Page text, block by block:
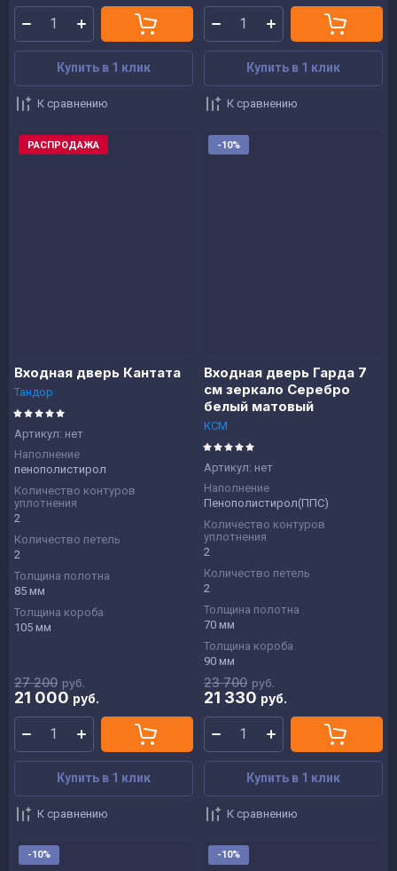
Купить в 1 клик
К сравнению
Купить в 1 клик
К сравнению
РАСПРОДАЖА
Входная дверь Кантата
Тандор
Артикул: нет
Наполнение
пенополистирол
Количество контуров
уплотнения
2
Количество петель
2
Толщина полотна
85 мм
Толщина короба
105 мм
27 200 руб.
21 000 руб.
Купить в 1 клик
К сравнению
-10%
Входная дверь Гарда 7
см зеркало Серебро
белый матовый
КСМ
Артикул: нет
Наполнение
Пенополистирол(ППС)
Количество контуров
уплотнения
2
Количество петель
2
Толщина полотна
70 мм
Толщина короба
90 мм
23 700 руб.
21 330 руб.
Купить в 1 клик
К сравнению
-10% -10%